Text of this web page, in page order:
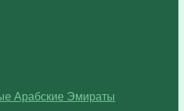
Арабские Эмираты